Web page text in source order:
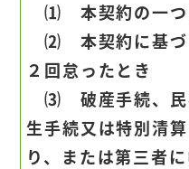
⑴ 本契約の一つ
⑵ 本契約に基づ
２回怠ったとき
⑶ 破産手続、民
生手続又は特別清
り、または第三者